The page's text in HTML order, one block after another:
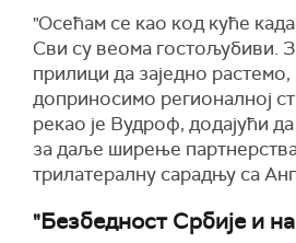
"Осећам се као код куће
Сви су веома гостољубиви.
прилици да заједно растемо,
доприносимо регионалној
рекао је Вудроф, додајући
за даље ширење
трилатералну сарадњу са
"Безбедност Србије и